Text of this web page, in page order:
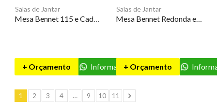
Salas de Jantar
Mesa Bennet 115 e Cadeiras Selina – PV
+ Orçamento Informações
Salas de Jantar
Mesa Bennet Redonda e Cadeiras Kari – PV
+ Orçamento
1 2 3 4 … 9 10 11